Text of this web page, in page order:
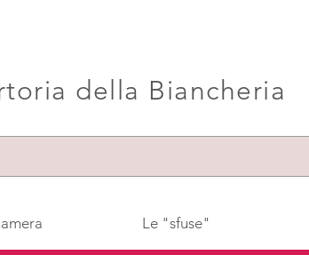
della Biancheria
Le "sfuse"